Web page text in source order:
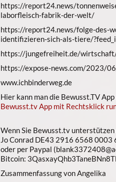
https://report24.news/
laborfleisch-fabrik-der-welt/
https://report24.news/folge-des-
identifizieren-sich-als-tiere/
https://jungefreiheit.de/
https://expose-news.com/2023/
www.ichbinderweg.de
Hier kann man die Bewusst.TV
Bewusst.tv App mit Rechtsklick
Wenn Sie Bewusst.tv unterstützen
Jo Conrad DE43 2916 6568
oder per Paypal
Bitcoin:
Zusammenfassung von Angelika